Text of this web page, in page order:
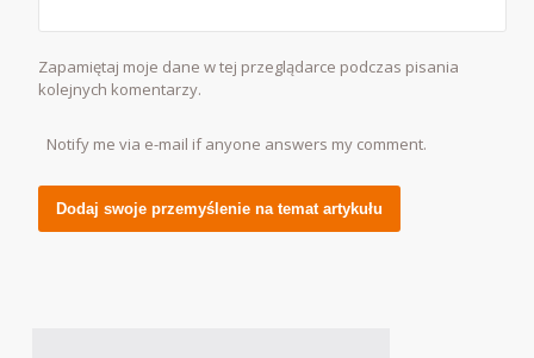
Zapamiętaj moje dane w tej przeglądarce podczas pisania
kolejnych komentarzy.
Notify me via e-mail if anyone answers my comment.